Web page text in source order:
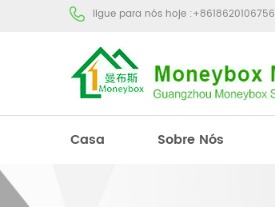
ligue para nós hoje :+8618620106756
Casa Sobre Nós